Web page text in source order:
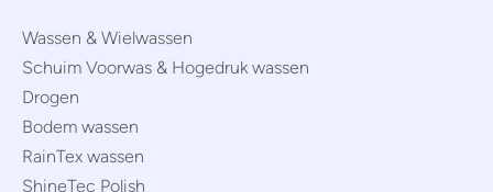
Wassen & Wielwassen
Schuim Voorwas & Hogedruk wassen
Drogen
Bodem wassen
RainTex wassen
ShineTec Polish